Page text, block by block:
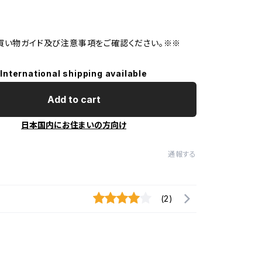
物ガイド及び注意事項をご確認ください。※※
International shipping available
Add to cart
日本国内にお住まいの方向け
通報する
(2)